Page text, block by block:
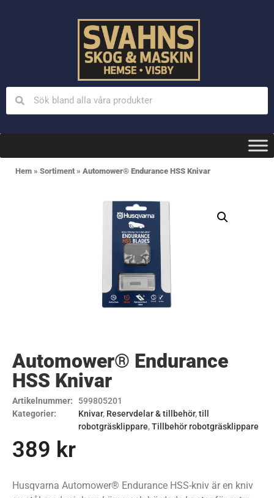
Hem » Sortiment » Automower® Endurance HSS Knivar
Automower® Endurance
HSS Knivar
Artikelnummer:
599805201
Kategorier:
Knivar, Reservdelar & tillbehör,till
robotgräsklippare,Tillbehör robotgräsklippare
389 kr
Husqvarna Automower® Endurance HSS-kniv är en kniv